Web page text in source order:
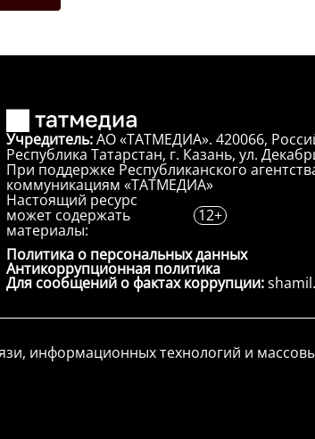
Политика о персональных данных
Антикоррупционная политика
Для сообщений о фактах коррупции:
Учредитель:АО «ТАТМЕДИА». 420066,
Республика Татарстан, г. Казань, ул.
При поддержке Республиканского
коммуникациям «ТАТМЕДИА»
Настоящий ресурс
может содержать
материалы:
12+
информационных технологий и